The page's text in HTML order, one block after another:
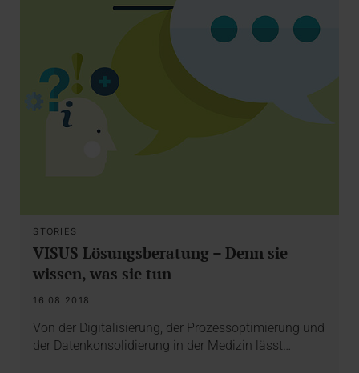
STORIES
VISUS Lösungsberatung – Denn sie
wissen, was sie tun
16.08.2018
Von der Digitalisierung, der Prozessoptimierung und
der Datenkonsolidierung in der Medizin lässt…